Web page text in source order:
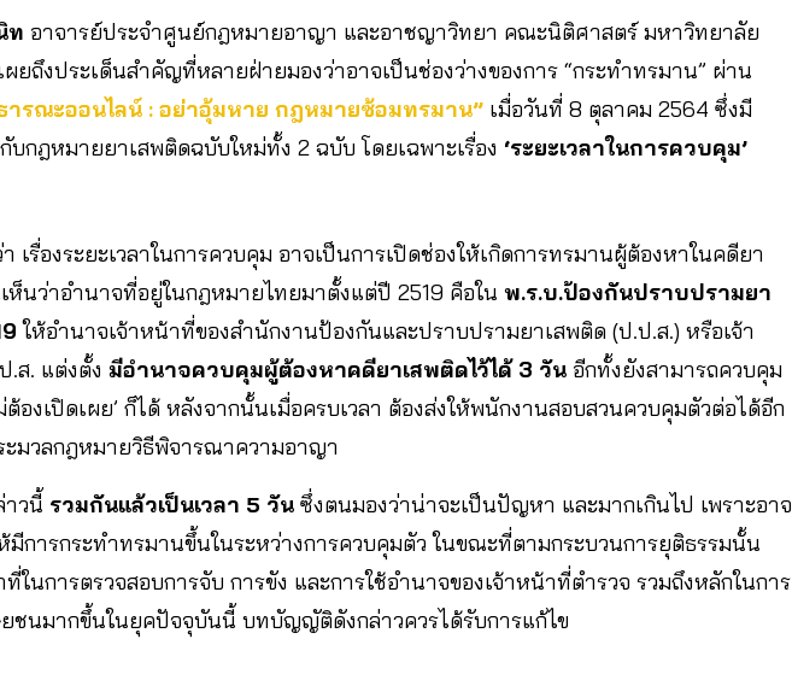
ท อาจารย์ประจำศูนย์กฎหมายอาญา และอาชญาวิทยา คณะนิติศาสตร์ มหาวิทยาลัย
ผยถึงประเด็นสำคัญที่หลายฝ่ายมองว่าอาจเป็นช่องว่างของการ “กระทำทรมาน” ผ่าน
ารณะออนไลน์ : อย่าอุ้มหาย กฎหมายซ้อมทรมาน” เมื่อวันที่ 8 ตุลาคม 2564 ซึ่งมี
บกฎหมายยาเสพติดฉบับใหม่ทั้ง 2 ฉบับ โดยเฉพาะเรื่อง ‘ระยะเวลาในการควบคุม’
เรื่องระยะเวลาในการควบคุม อาจเป็นการเปิดช่องให้เกิดการทรมานผู้ต้องหาในคดียา
ห็นว่าอำนาจที่อยู่ในกฎหมายไทยมาตั้งแต่ปี 2519 คือใน พ.ร.บ.ป้องกันปราบปรามยา
ให้อำนาจเจ้าหน้าที่ของสำนักงานป้องกันและปราบปรามยาเสพติด (ป.ป.ส.) หรือเจ้า
.ส. แต่งตั้ง มีอำนาจควบคุมผู้ต้องหาคดียาเสพติดไว้ได้ 3 วัน อีกทั้งยังสามารถควบคุม
ต้องเปิดเผย’ ก็ได้ หลังจากนั้นเมื่อครบเวลา ต้องส่งให้พนักงานสอบสวนควบคุมตัวต่อได้อีก
ะมวลกฎหมายวิธีพิจารณาความอาญา
าวนี้ รวมกันแล้วเป็นเวลา 5 วัน ซึ่งตนมองว่าน่าจะเป็นปัญหา และมากเกินไป เพราะอาจ
มีการกระทำทรมานขึ้นในระหว่างการควบคุมตัว ในขณะที่ตามกระบวนการยุติธรรมนั้น
ในการตรวจสอบการจับ การขัง และการใช้อำนาจของเจ้าหน้าที่ตำรวจ รวมถึงหลักในการ
ชนมากขึ้นในยุคปัจจุบันนี้ บทบัญญัติดังกล่าวควรได้รับการแก้ไข